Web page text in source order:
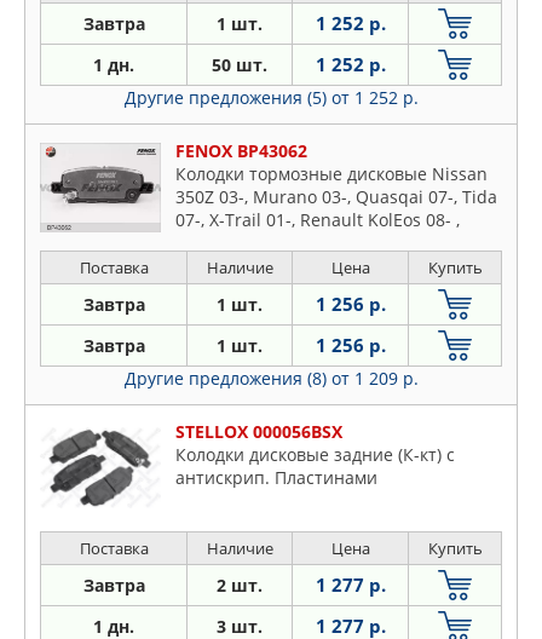
Завтра 1 шт. 1 252 р.
1 дн. 50 шт. 1 252 р.
Другие предложения (5) от 1 252 р.
FENOX BP43062
Колодки тормозные дисковые Nissan
350Z 03-, Murano 03-, Quasqai 07-, Tida
07-, X-Trail 01-, Renault KolEos 08- ,
Поставка Наличие Цена Купить
Завтра 1 шт. 1 256 р.
Завтра 1 шт. 1 256 р.
Другие предложения (8) от 1 209 р.
STELLOX 000056BSX
Колодки дисковые задние (К-кт) с
антискрип. Пластинами
Поставка Наличие Цена Купить
Завтра 2 шт. 1 277 р.
1 дн. 3 шт. 1 277 р.